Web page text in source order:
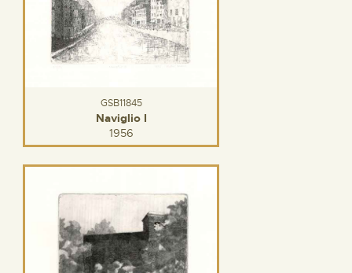
GSB11845
Naviglio I
1956